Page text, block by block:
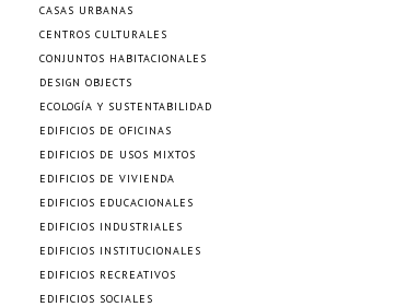
CASAS URBANAS
CENTROS CULTURALES
CONJUNTOS HABITACIONALES
DESIGN OBJECTS
ECOLOGÍA Y SUSTENTABILIDAD
EDIFICIOS DE OFICINAS
EDIFICIOS DE USOS MIXTOS
EDIFICIOS DE VIVIENDA
EDIFICIOS EDUCACIONALES
EDIFICIOS INDUSTRIALES
EDIFICIOS INSTITUCIONALES
EDIFICIOS RECREATIVOS
EDIFICIOS SOCIALES